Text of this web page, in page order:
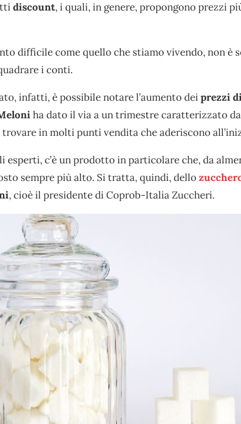
discount, i quali, in genere, propongono prezzi
difficile come quello che stiamo vivendo, non è
i conti.
infatti, è possibile notare l’aumento deiprezzi
ha dato il via a un trimestre caratterizzato
in molti punti vendita che aderiscono
esperti, c’è un prodotto in particolare che, da
sempre più alto. Si tratta, quindi, dello
, cioè il presidente di Coprob-Italia Zuccheri.